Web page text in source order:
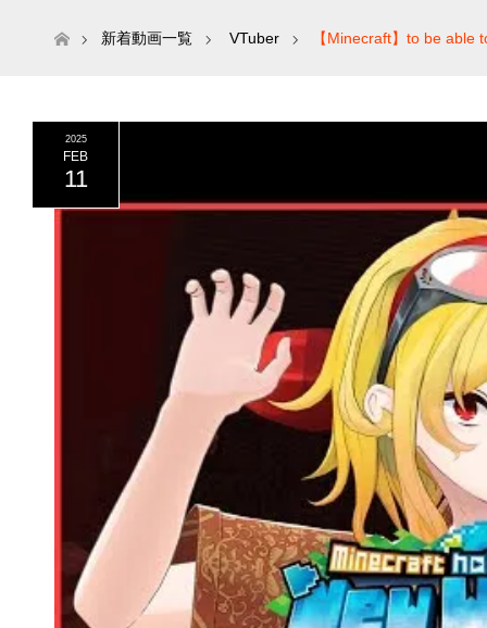
ホーム新着動画一覧 VTuber 【Minecraft】to be able
2025
FEB
11